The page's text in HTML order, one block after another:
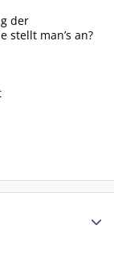
der
stellt man’s an?